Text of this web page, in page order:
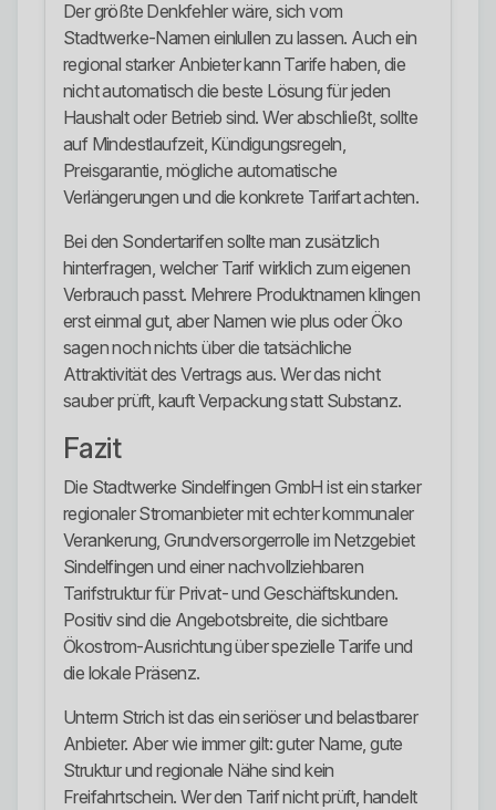
Der größte Denkfehler wäre, sich vom
Stadtwerke-Namen einlullen zu lassen. Auch ein
regional starker Anbieter kann Tarife haben, die
nicht automatisch die beste Lösung für jeden
Haushalt oder Betrieb sind. Wer abschließt, sollte
auf Mindestlaufzeit, Kündigungsregeln,
Preisgarantie, mögliche automatische
Verlängerungen und die konkrete Tarifart achten.
Bei den Sondertarifen sollte man zusätzlich
hinterfragen, welcher Tarif wirklich zum eigenen
Verbrauch passt. Mehrere Produktnamen klingen
erst einmal gut, aber Namen wie plus oder Öko
sagen noch nichts über die tatsächliche
Attraktivität des Vertrags aus. Wer das nicht
sauber prüft, kauft Verpackung statt Substanz.
Fazit
Die Stadtwerke Sindelfingen GmbH ist ein starker
regionaler Stromanbieter mit echter kommunaler
Verankerung, Grundversorgerrolle im Netzgebiet
Sindelfingen und einer nachvollziehbaren
Tarifstruktur für Privat- und Geschäftskunden.
Positiv sind die Angebotsbreite, die sichtbare
Ökostrom-Ausrichtung über spezielle Tarife und
die lokale Präsenz.
Unterm Strich ist das ein seriöser und belastbarer
Anbieter. Aber wie immer gilt: guter Name, gute
Struktur und regionale Nähe sind kein
Freifahrtschein. Wer den Tarif nicht prüft, handelt